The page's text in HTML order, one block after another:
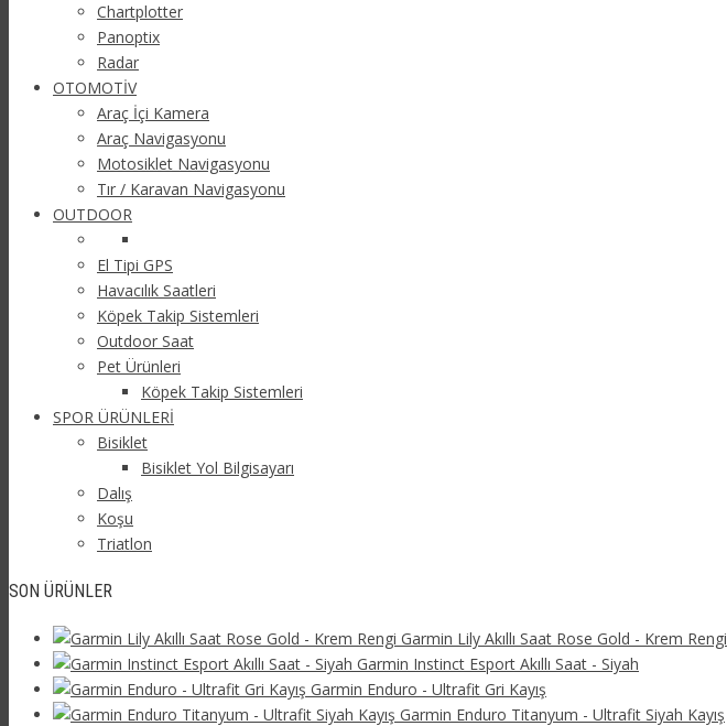
Chartplotter
Panoptix
Radar
OTOMOTİV
Araç İçi Kamera
Araç Navigasyonu
Motosiklet Navigasyonu
Tır / Karavan Navigasyonu
OUTDOOR
El Tipi GPS
Havacılık Saatleri
Köpek Takip Sistemleri
Outdoor Saat
Pet Ürünleri
Köpek Takip Sistemleri
SPOR ÜRÜNLERİ
Bisiklet
Bisiklet Yol Bilgisayarı
Dalış
Koşu
Triatlon
SON ÜRÜNLER
Garmin Lily Akıllı Saat Rose Gold - Krem Rengi
Garmin Instinct Esport Akıllı Saat - Siyah
Garmin Enduro - Ultrafit Gri Kayış
Garmin Enduro Titanyum - Ultrafit Siyah Kayış